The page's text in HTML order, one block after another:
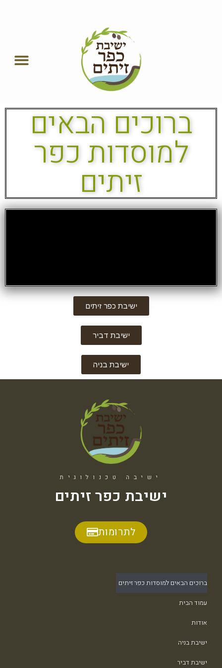
ברוכים הבאים
למוסדות כפר
זיתים
ישיבת כפר זיתים
ישיבת דביר
ישיבת בניה
ישיבה טכנולוגית
ישיבת כפר זיתים
לתרומות
ברוכים הבאים למוסדות כפר זיתים
עמוד הבית
אודות
ישיבת בניה
ישיבת דביר